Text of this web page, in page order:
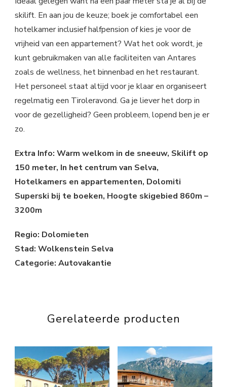
skilift. En aan jou de keuze; boek je comfortabel een
hotelkamer inclusief halfpension of kies je voor de
vrijheid van een appartement? Wat het ook wordt, je
kunt gebruikmaken van alle faciliteiten van Antares
zoals de wellness, het binnenbad en het restaurant.
Het personeel staat altijd voor je klaar en organiseert
regelmatig een Tiroleravond. Ga je liever het dorp in
voor de gezelligheid? Geen probleem, lopend ben je er
zo.
Extra Info: Warm welkom in de sneeuw, Skilift op
150 meter, In het centrum van Selva,
Hotelkamers en appartementen, Dolomiti
Superski bij te boeken, Hoogte skigebied 860m –
3200m
Regio: Dolomieten
Stad: Wolkenstein Selva
Categorie: Autovakantie
Gerelateerde producten